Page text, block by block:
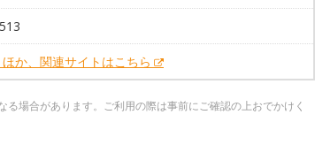
か、関連サイトはこちら
場合があります。ご利用の際は事前にご確認の上おでかけく